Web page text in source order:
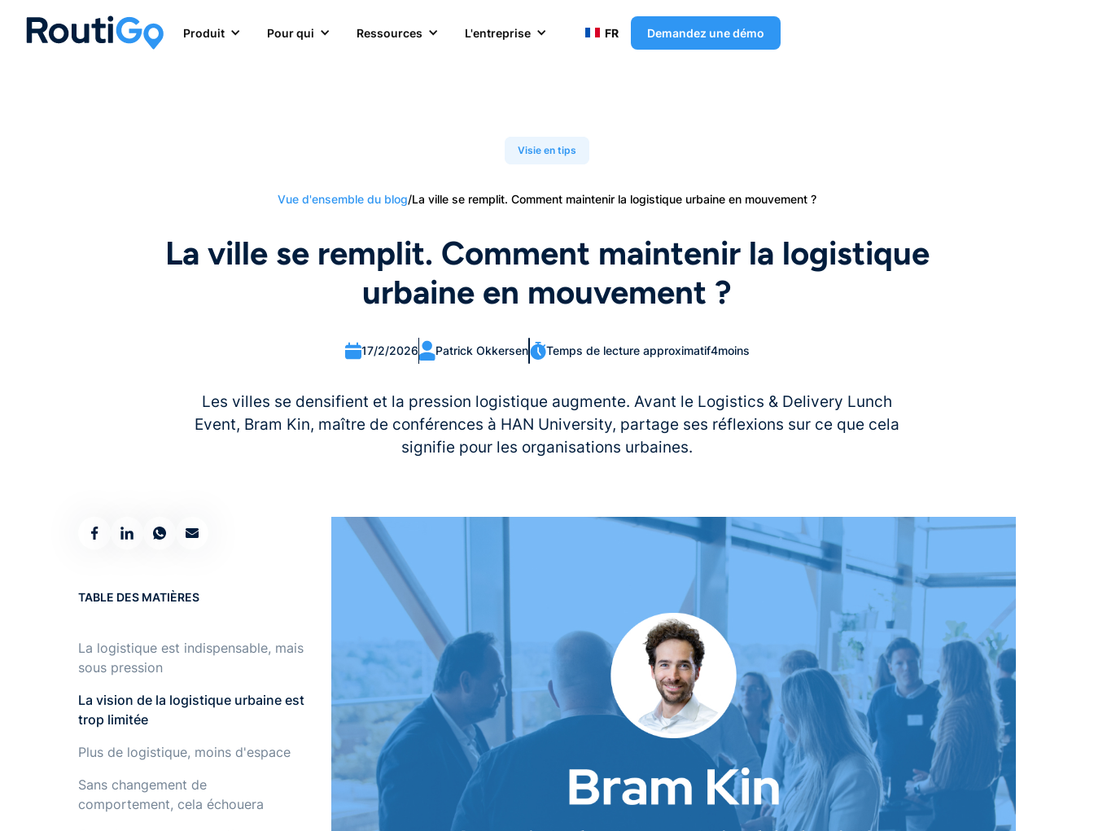
Produit Pour qui Ressources L'entreprise FR Demandez une démo
Visie en tips
Vue d'ensemble du blog/La ville se remplit. Comment maintenir la logistique urbaine en mouvement ?
La ville se remplit. Comment maintenir la logistique
urbaine en mouvement ?
17/2/2026 Patrick Okkersen Temps de lecture approximatif4moins
Les villes se densifient et la pression logistique augmente. Avant le Logistics & Delivery Lunch
Event, Bram Kin, maître de conférences à HAN University, partage ses réflexions sur ce que cela
signifie pour les organisations urbaines.
TABLE DES MATIÈRES
‍La logistique est indispensable, mais
sous pression
La vision de la logistique urbaine est
trop limitée
Plus de logistique, moins d'espace
Sans changement de
comportement, cela échouera